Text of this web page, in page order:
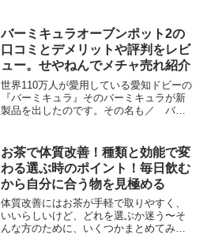
がちょっと悪くなったかな。と思った頃
に再購入していますread more
バーミキュラオーブンポット2の
口コミとデメリットや評判をレビ
ュー。せやねんでメチャ売れ紹介
世界110万人が愛用している愛知ドビーの
『バーミキュラ』そのバーミキュラが新
製品を出したのです。その名も／ バー
日発売！！13年ぶりにフルモデルチェン
ジしたread more
お茶で体質改善！種類と効能で変
わる選ぶ時のポイント！毎日飲む
から自分に合う物を見極める
体質改善にはお茶が手軽で取りやすく、
いいらしいけど、どれを選ぶか迷う〜そ
んな方のために、いくつかまとめてみま